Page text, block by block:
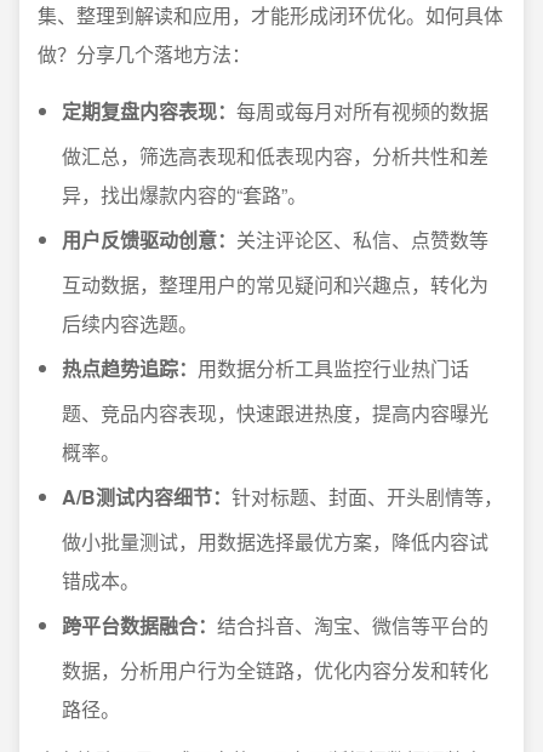
集、整理到解读和应用，才能形成闭环优化。如何具体
做？分享几个落地方法：
定期复盘内容表现： 每周或每月对所有视频的数据
做汇总，筛选高表现和低表现内容，分析共性和差
异，找出爆款内容的“套路”。
用户反馈驱动创意： 关注评论区、私信、点赞数等
互动数据，整理用户的常见疑问和兴趣点，转化为
后续内容选题。
热点趋势追踪： 用数据分析工具监控行业热门话
题、竞品内容表现，快速跟进热度，提高内容曝光
概率。
A/B测试内容细节： 针对标题、封面、开头剧情等，
做小批量测试，用数据选择最优方案，降低内容试
错成本。
跨平台数据融合： 结合抖音、淘宝、微信等平台的
数据，分析用户行为全链路，优化内容分发和转化
路径。